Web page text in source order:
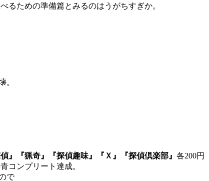
るための準備篇とみるのはうがちすぎか。
。
』『猟奇』『探偵趣味』『Ｘ』『探偵倶楽部』 各200円
コンプリート達成。
で